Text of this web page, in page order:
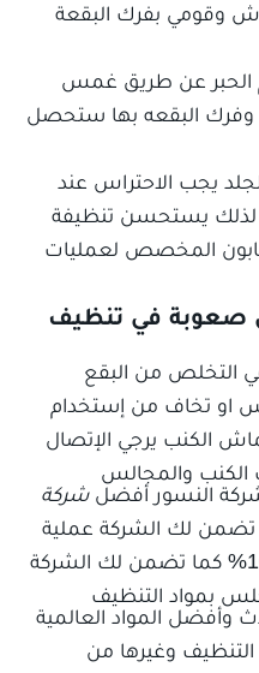
وقومي بفرك البقعة
الحبر عن طريق غمس
البقعه بها ستحصل
يجب الاحتراس عند
يستحسن تنظيفة
المخصص لعمليات
صعوبة في تنظيف
التخلص من البقع
او تخاف من إستخدام
الكنب يرجي الإتصال
الكنب والمجالس
النسور أفضلشركة
تضمن لك الشركة عملية
تنظيف الكنب أو المجالس 100% كما تضمن لك الشركة
بمواد التنظيف
وأفضل المواد العالمية
وغيرها من